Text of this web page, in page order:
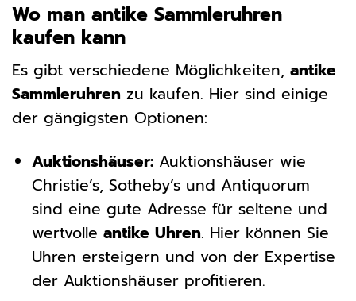
Wo man antike Sammleruhren
kaufen kann
Es gibt verschiedene Möglichkeiten, antike
Sammleruhren zu kaufen. Hier sind einige
der gängigsten Optionen:
Auktionshäuser:Auktionshäuser wie
Christie’s, Sotheby’s und Antiquorum
sind eine gute Adresse für seltene und
wertvolle antike Uhren. Hier können Sie
Uhren ersteigern und von der Expertise
der Auktionshäuser profitieren.